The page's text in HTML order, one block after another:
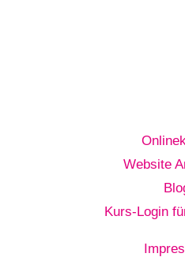
Website
Kurs-Login